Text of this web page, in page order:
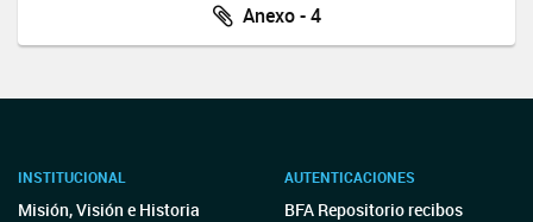
Anexo - 4
INSTITUCIONAL
Misión, Visión e Historia
AUTENTICACIONES
BFA Repositorio recibos